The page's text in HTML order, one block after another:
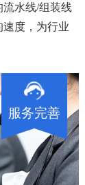
水线/组装线
度，为行业
服务完善